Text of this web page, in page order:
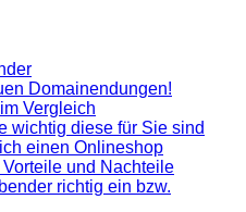
Domainendungen!
Vergleich
wichtig diese für Sie sind
einen Onlineshop
und Nachteile
richtig ein bzw.